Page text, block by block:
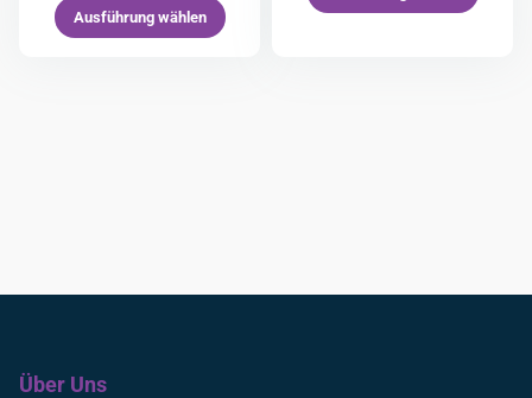
Ausführung wählen
Über Uns